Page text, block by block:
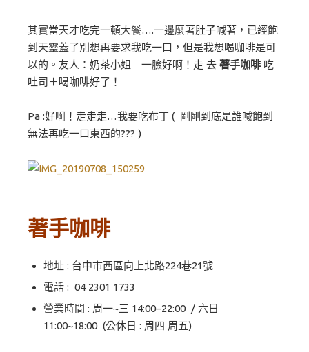
其實當天才吃完一頓大餐….一邊麼著肚子喊著，已經飽
到天靈蓋了別想再要求我吃一口，但是我想喝咖啡是可
以的。友人：奶茶小姐 一臉好啊！走 去 著手咖啡 吃
吐司＋喝咖啡好了！
Pa :好啊！走走走…我要吃布丁 ( 剛剛到底是誰喊飽到
無法再吃一口東西的??? )
著手咖啡
地址 : 台中市西區向上北路224巷21號
電話 : 04 2301 1733
營業時間 : 周一~三 14:00–22:00 / 六日
11:00~18:00 (公休日 : 周四 周五)